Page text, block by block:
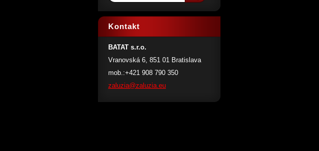
Kontakt
BATAT s.r.o.
Vranovská 6, 851 01 Bratislava
mob.:+421 908 790 350
zaluzia@zaluzia.eu